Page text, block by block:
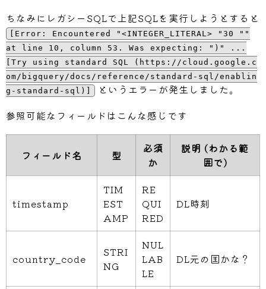
ちなみにレガシーSQLで上記SQLを実行しようとすると
[Error: Encountered "<INTEGER_LITERAL> "30 ""
at line 10, column 53. Was expecting: ")" ...
[Try using standard SQL (https://cloud.google.c
om/bigquery/docs/reference/standard-sql/enablin
g-standard-sql)]
というエラーが発生しました。
参照可能なフィールドはこんな感じです
フィールド名 型
必須
か
説明 (わかる範
囲で)
timestamp
TIM
EST
AMP
RE
QUI
RED
DL時刻
country_code
STRI
NG
NUL
LAB
LE
DL元の国かな？